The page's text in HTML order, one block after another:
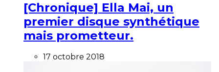
[Chronique] Ella Mai, un
premier disque synthétique
mais prometteur.
17 octobre 2018